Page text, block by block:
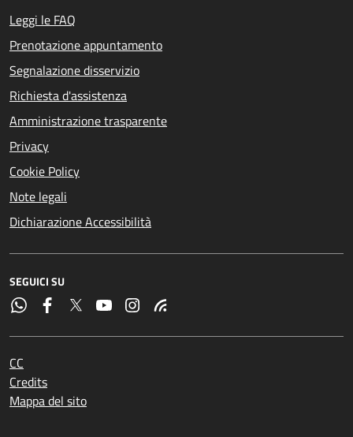
Leggi le FAQ
Prenotazione appuntamento
Segnalazione disservizio
Richiesta d'assistenza
Amministrazione trasparente
Privacy
Cookie Policy
Note legali
Dichiarazione Accessibilità
SEGUICI SU
CC
Credits
Mappa del sito